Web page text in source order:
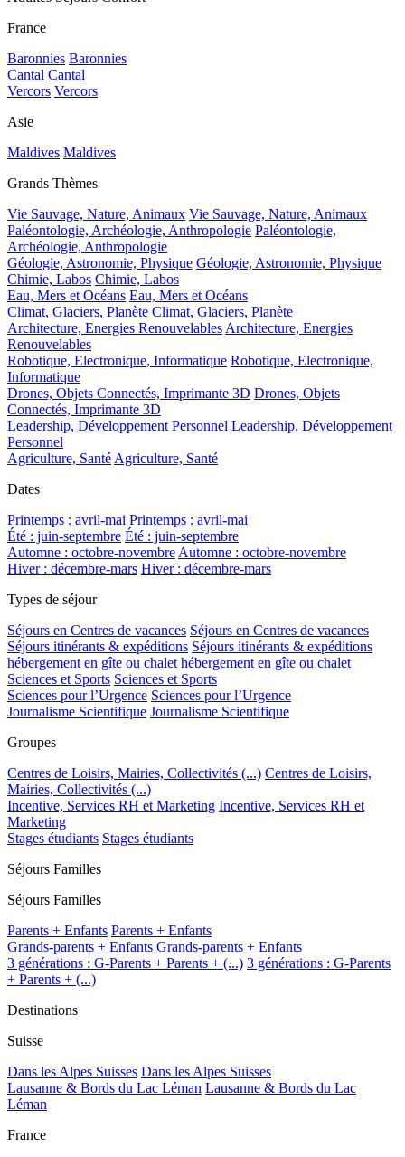
France
Baronnies Baronnies
Cantal Cantal
Vercors Vercors
Asie
Maldives Maldives
Grands Thèmes
Vie Sauvage, Nature, Animaux Vie Sauvage, Nature, Animaux
Paléontologie, Archéologie, Anthropologie Paléontologie,
Archéologie, Anthropologie
Géologie, Astronomie, Physique Géologie, Astronomie, Physique
Chimie, Labos Chimie, Labos
Eau, Mers et Océans Eau, Mers et Océans
Climat, Glaciers, Planète Climat, Glaciers, Planète
Architecture, Energies RenouvelablesArchitecture, Energies
Renouvelables
Robotique, Electronique, Informatique Robotique, Electronique,
Informatique
Drones, Objets Connectés, Imprimante 3D Drones, Objets
Connectés, Imprimante 3D
Leadership, Développement Personnel Leadership, Développement
Personnel
Agriculture, SantéAgriculture, Santé
Dates
Printemps : avril-mai Printemps : avril-mai
Été : juin-septembre Été : juin-septembre
Automne : octobre-novembreAutomne : octobre-novembre
Hiver : décembre-mars Hiver : décembre-mars
Types de séjour
Séjours en Centres de vacances Séjours en Centres de vacances
Séjours itinérants & expéditions Séjours itinérants & expéditions
hébergement en gîte ou chalet hébergement en gîte ou chalet
Sciences et Sports Sciences et Sports
Sciences pour l’Urgence Sciences pour l’Urgence
Journalisme Scientifique Journalisme Scientifique
Groupes
Centres de Loisirs, Mairies, Collectivités (...) Centres de Loisirs,
Mairies, Collectivités (...)
Incentive, Services RH et Marketing Incentive, Services RH et
Marketing
Stages étudiants Stages étudiants
Séjours Familles
Séjours Familles
Parents + Enfants Parents + Enfants
Grands-parents + Enfants Grands-parents + Enfants
3 générations : G-Parents + Parents + (...) 3 générations : G-Parents
+ Parents + (...)
Destinations
Suisse
Dans les Alpes Suisses Dans les Alpes Suisses
Lausanne & Bords du Lac Léman Lausanne & Bords du Lac
Léman
France